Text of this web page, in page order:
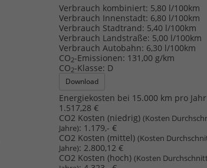
Verbrauch kombiniert: 5,80 l/100km
Verbrauch Innenstadt: 6,80 l/100km
Verbrauch Stadtrand: 5,40 l/100km
Verbrauch Landstraße: 5,00 l/100km
Verbrauch Autobahn: 6,30 l/100km
CO2-Emissionen: 131,00 g/km
CO2-Klasse: D
Download
Energiekosten bei 15.000 km pro
1.517,28 €
CO2 Kosten (niedrig)(Kosten
Jahre): 1.179,- €
CO2 Kosten (mittel)(Kosten
Jahre): 2.800,12 €
CO2 Kosten (hoch)(Kosten